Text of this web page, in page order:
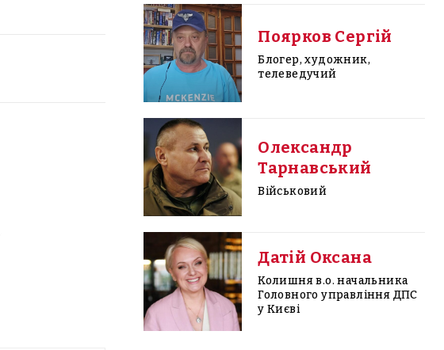
Поярков Сергій
Блогер, художник,
телеведучий
Олександр
Тарнавський
Військовий
Датій Оксана
Колишня в.о. начальника
Головного управління ДПС
у Києві